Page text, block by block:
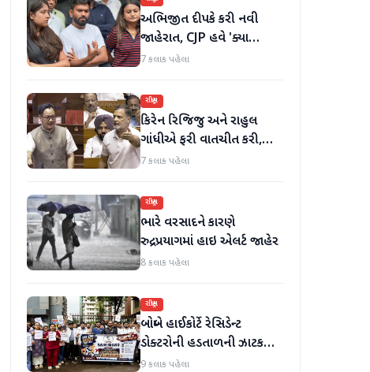
અભિજીત દીપકે કરી નવી
જાહેરાત, CJP હવે 'ક્યા
બોલતી પબ્લિક' અભિયાન શરૂ
7 કલાક પહેલા
રાષ્ટ્રીય
કિરેન રિજિજુ અને રાહુલ
ગાંધીએ ફરી વાતચીત કરી,
મહિલા અનામત અને સીમાંકન
7 કલાક પહેલા
રાષ્ટ્રીય
ભારે વરસાદને કારણે
રુદ્રપ્રયાગમાં હાઇ એલર્ટ જાહેર
8 કલાક પહેલા
રાષ્ટ્રીય
બોમ્બે હાઈકોર્ટે રેસિડેન્ટ
ડોક્ટરોની હડતાળની ઝાટકણી
કાઢી, 'જો કામ ન હોય તો પગાર
9 કલાક પહેલા